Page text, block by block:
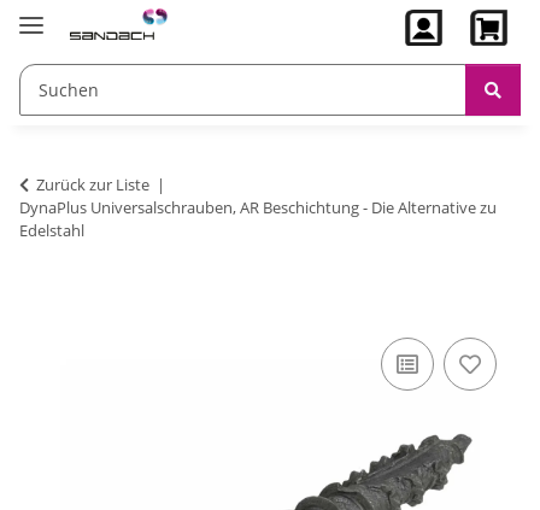
Zurück zur Liste
DynaPlus Universalschrauben, AR Beschichtung - Die Alternative zu
Edelstahl